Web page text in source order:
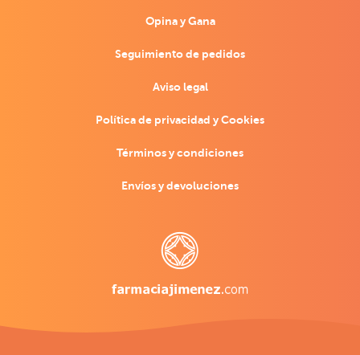
Opina y Gana
Seguimiento de pedidos
Aviso legal
Política de privacidad y Cookies
Términos y condiciones
Envíos y devoluciones